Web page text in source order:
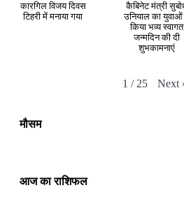
कारगिल विजय दिवस
टिहरी में मनाया गया
कैबिनेट मंत्री
उनियाल का
किया भव्य स्वागत
जन्मदिन की दी
शुभकामनाएं
1 / 25 Next
मौसम
आज का राशिफल